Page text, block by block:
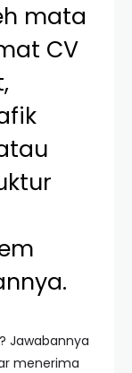
mata
CV
Jawabannya
menerima